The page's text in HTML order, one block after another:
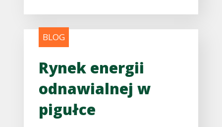
BLOG
Rynek energii
odnawialnej w
pigułce